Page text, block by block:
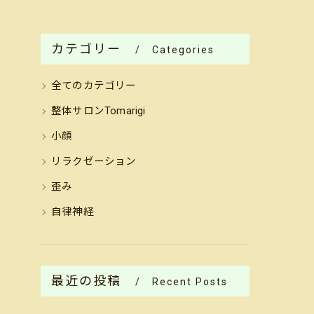
カテゴリー Categories
全てのカテゴリー
整体サロンTomarigi
小顔
リラクゼーション
歪み
自律神経
最近の投稿 Recent Posts